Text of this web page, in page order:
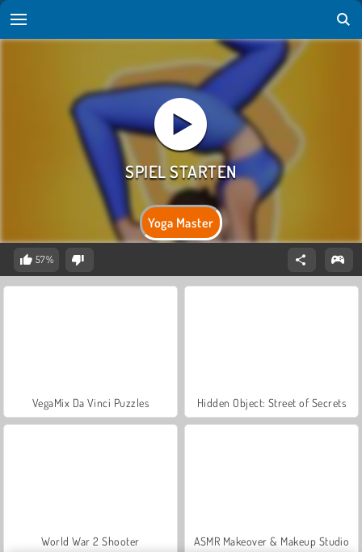
Yoga Master
57%
VegaMix Da Vinci Puzzles Hidden Object: Street of Secrets
World War 2 Shooter ASMR Makeover & Makeup Studio